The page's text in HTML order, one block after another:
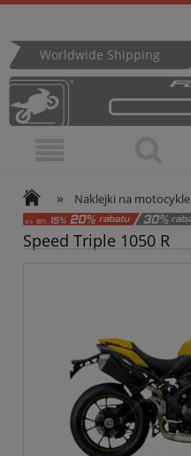
Worldwide Shipping
» Naklejki na motocykle
Speed Triple 1050 R